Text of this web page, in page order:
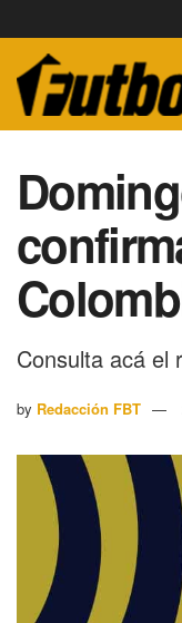
Consulta acá el
by Redacción FBT